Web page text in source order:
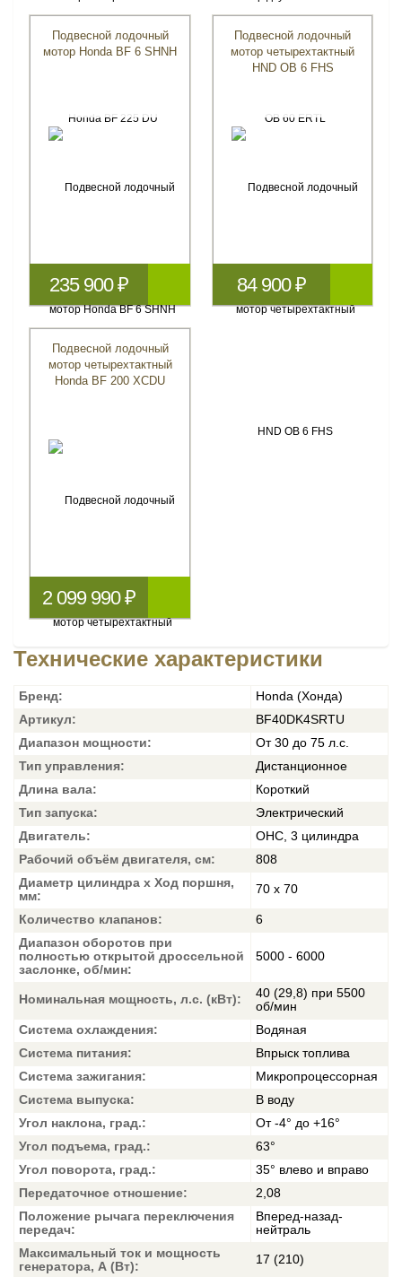
Подвесной лодочный
мотор Honda BF 6 SHNH
235 900 ₽
Подвесной лодочный
мотор четырехтактный
HND OB 6 FHS
84 900 ₽
Подвесной лодочный
мотор четырехтактный
Honda BF 200 XCDU
2 099 990 ₽
Технические характеристики
Бренд:
Honda (Хонда)
Артикул:
BF40DK4SRTU
Диапазон мощности:
От 30 до 75 л.с.
Тип управления:
Дистанционное
Длина вала:
Короткий
Тип запуска:
Электрический
Двигатель:
OHC, 3 цилиндра
Рабочий объём двигателя, см:
808
Диаметр цилиндра x Ход поршня,
мм:
70 x 70
Количество клапанов:
6
Диапазон оборотов при
полностью открытой дроссельной
заслонке, об/мин:
5000 - 6000
Номинальная мощность, л.с. (кВт):
40 (29,8) при 5500
об/мин
Система охлаждения:
Водяная
Система питания:
Впрыск топлива
Система зажигания:
Микропроцессорная
Система выпуска:
В воду
Угол наклона, град.:
От -4° до +16°
Угол подъема, град.:
63°
Угол поворота, град.:
35° влево и вправо
Передаточное отношение:
2,08
Положение рычага переключения
передач:
Вперед-назад-
нейтраль
Максимальный ток и мощность
генератора, А (Вт):
17 (210)